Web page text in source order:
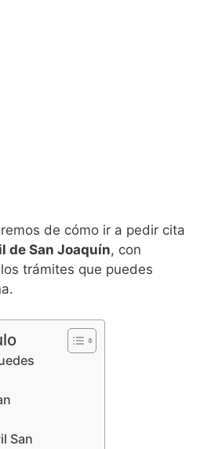
de cómo ir a pedir cita
de San Joaquín, con
trámites que puedes
San